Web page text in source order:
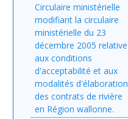
Circulaire ministérielle
modifiant la circulaire
ministérielle du 23
décembre 2005 relative
aux conditions
d'acceptabilité et aux
modalités d'élaboration
des contrats de rivière
en Région wallonne.